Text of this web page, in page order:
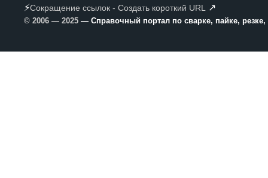
⚡Сокращение ссылок - Создать короткий URL ↗
© 2006 — 2025 — Справочный портал по сварке, пайке,